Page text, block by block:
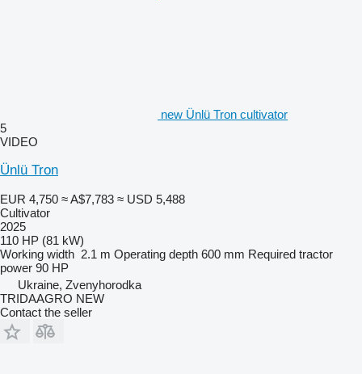
new Ünlü Tron cultivator
5
VIDEO
Ünlü Tron
EUR 4,750 ≈ A$7,783 ≈ USD 5,488
Cultivator
2025
110 HP (81 kW)
Working width 2.1 m Operating depth 600 mm Required tractor
power 90 HP
Ukraine, Zvenyhorodka
TRIDAAGRO NEW
Contact the seller